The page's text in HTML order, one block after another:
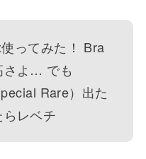
ってみた！ Bra
さよ… でも
Rare）出た
レベチ